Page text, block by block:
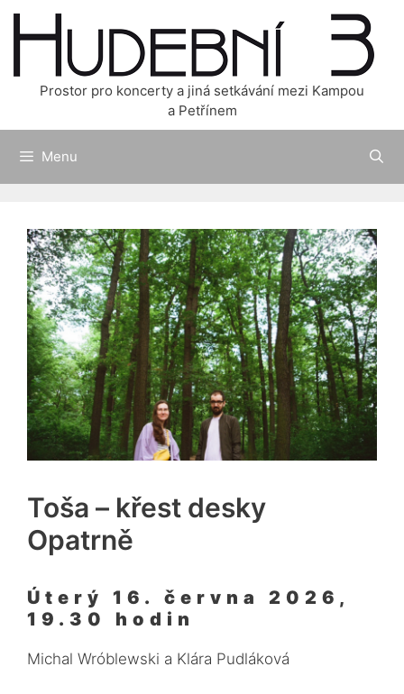
Přeskočit
Prostor pro koncerty a jiná setkávání mezi Kampou
a Petřínem
Menu
Toša – křest desky
Opatrně
Úterý 16. června 2026,
19.30 hodin
Michal Wróblewski a Klára Pudláková